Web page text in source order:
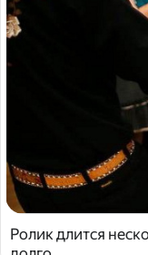
Ролик длится